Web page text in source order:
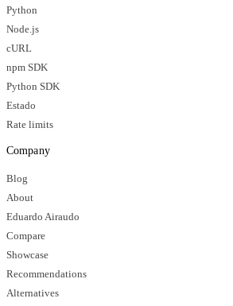
Python
Node.js
cURL
npm SDK
Python SDK
Estado
Rate limits
Company
Blog
About
Eduardo Airaudo
Compare
Showcase
Recommendations
Alternatives